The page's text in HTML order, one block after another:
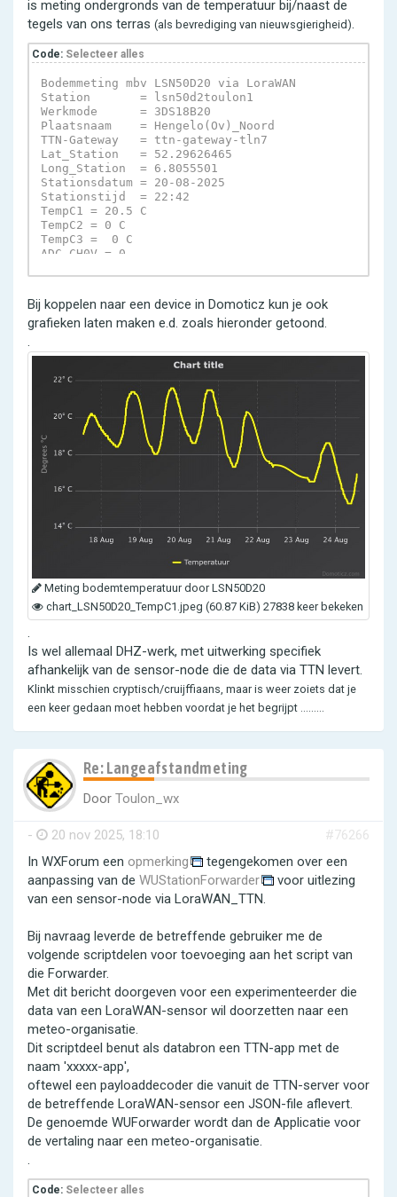
is meting ondergronds van de temperatuur bij/naast de
tegels van ons terras (als bevrediging van nieuwsgierigheid).
Code: Selecteer alles
Bodemmeting mbv LSN50D20 via LoraWAN
Station       = lsn50d2toulon1
Werkmode      = 3DS18B20
Plaatsnaam    = Hengelo(Ov)_Noord
TTN-Gateway   = ttn-gateway-tln7
Lat_Station   = 52.29626465
Long_Station  = 6.8055501
Stationsdatum = 20-08-2025
Stationstijd  = 22:42
TempC1 = 20.5 C
TempC2 = 0 C
TempC3 =  0 C
ADC_CH0V = 0
SunsetTime = 2025-08-20 20:48:00+00:00
Software = Python-script TTN_Reader,
Bij koppelen naar een device in Domoticz kun je ook
grafieken laten maken e.d. zoals hieronder getoond.
.
Meting bodemtemperatuur door LSN50D20
chart_LSN50D20_TempC1.jpeg (60.87 KiB) 27838 keer bekeken
.
Is wel allemaal DHZ-werk, met uitwerking specifiek
afhankelijk van de sensor-node die de data via TTN levert.
Klinkt misschien cryptisch/cruijffiaans, maar is weer zoiets dat je
een keer gedaan moet hebben voordat je het begrijpt .........
Re: Langeafstandmeting
Door Toulon_wx
- 20 nov 2025, 18:10
#76266
In WXForum een opmerking
tegengekomen over een
aanpassing van de WUStationForwarder
voor uitlezing
van een sensor-node via LoraWAN_TTN.
Bij navraag leverde de betreffende gebruiker me de
volgende scriptdelen voor toevoeging aan het script van
die Forwarder.
Met dit bericht doorgeven voor een experimenteerder die
data van een LoraWAN-sensor wil doorzetten naar een
meteo-organisatie.
Dit scriptdeel benut als databron een TTN-app met de
naam 'xxxxx-app',
oftewel een payloaddecoder die vanuit de TTN-server voor
de betreffende LoraWAN-sensor een JSON-file aflevert.
De genoemde WUForwarder wordt dan de Applicatie voor
de vertaling naar een meteo-organisatie.
.
Code: Selecteer alles